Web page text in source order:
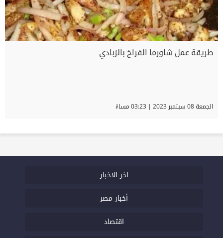
طريقة عمل شاورما الفراخ بالزبادي
الجمعة 08 سبتمبر 2023 | 03:23 مساءً
اخر الاخبار
أخبار مصر
اقتصاد